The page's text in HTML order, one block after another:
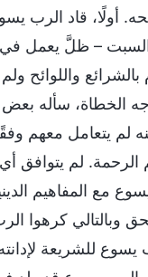
أولًا، قاد الرب
– ظلَّ يعمل في
بالشرائع واللوائح
الخطاة، سأله
لم يتعامل معهم
لم يتوافق
مع المفاهيم
وبالتالي كرهوا
يسوع للشريعة